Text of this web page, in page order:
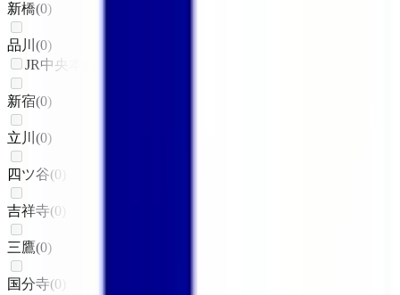
新橋(0)
品川 (0)
JR中央本線(東京～塩尻)
新宿(0)
立川 (0)
四ツ谷(0
吉祥寺(0
三鷹(0)
国分寺(0